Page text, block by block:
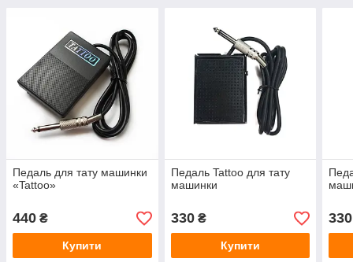
Педаль для тату машинки
«Tattoo»
440 ₴
Купити
Педаль Tattoo для тату
машинки
330₴
Купити
330